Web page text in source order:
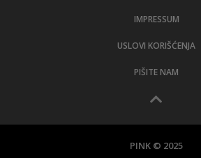
IMPRESSUM
USLOVI KORIŠĆENJA
PIŠITE NAM
PINK © 2025